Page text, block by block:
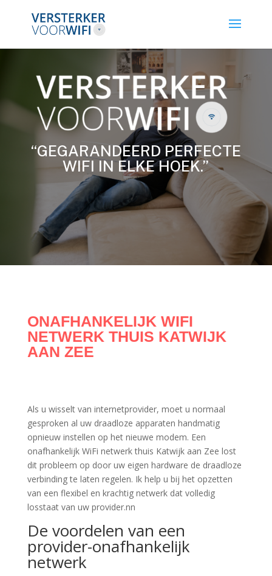
“GEGARANDEERD PERFECTE
WIFI IN ELKE HOEK.”
ONAFHANKELIJK WIFI
NETWERK THUIS KATWIJK
AAN ZEE
Als u wisselt van internetprovider, moet u normaal
gesproken al uw draadloze apparaten handmatig
opnieuw instellen op het nieuwe modem. Een
onafhankelijk WiFi netwerk thuis Katwijk aan Zee lost
dit probleem op door uw eigen hardware de draadloze
verbinding te laten regelen. Ik help u bij het opzetten
van een flexibel en krachtig netwerk dat volledig
losstaat van uw provider.nn
De voordelen van een
provider-onafhankelijk
netwerk